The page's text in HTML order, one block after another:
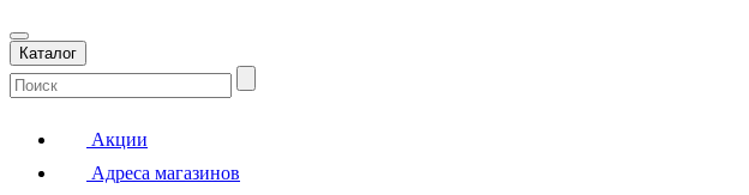
Каталог
Акции
Адреса магазинов